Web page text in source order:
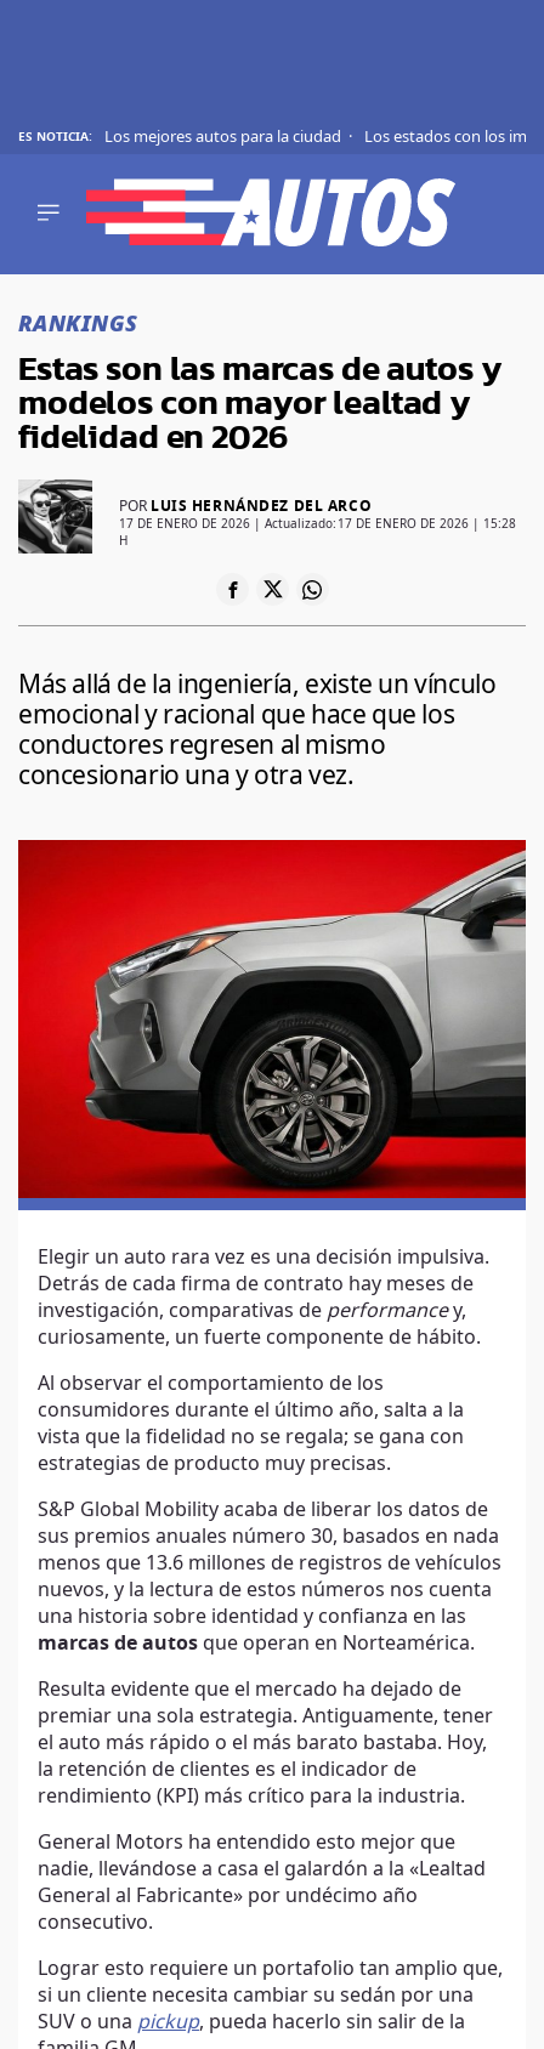
ES NOTICIA: Los mejores autos para la ciudad Los estados con los
SHOWS
CURIOSIDADES
MARCAS
RANKINGS
SÍGUENOS
RANKINGS
Estas son las marcas de autos y
modelos con mayor lealtad y
fidelidad en 2026
POR LUIS HERNÁNDEZ DEL ARCO
17 DE ENERO DE 2026 | Actualizado: 17 DE ENERO DE 2026 | 15:28
H
Más allá de la ingeniería, existe un vínculo
emocional y racional que hace que los
conductores regresen al mismo
concesionario una y otra vez.
Elegir un auto rara vez es una decisión impulsiva.
Detrás de cada firma de contrato hay meses de
investigación, comparativas de performancey,
curiosamente, un fuerte componente de hábito.
Al observar el comportamiento de los
consumidores durante el último año, salta a la
vista que la fidelidad no se regala; se gana con
estrategias de producto muy precisas.
S&P Global Mobility acaba de liberar los datos de
sus premios anuales número 30, basados en nada
menos que 13.6 millones de registros de vehículos
nuevos, y la lectura de estos números nos cuenta
una historia sobre identidad y confianza en las
marcas de autos que operan en Norteamérica.
Resulta evidente que el mercado ha dejado de
premiar una sola estrategia. Antiguamente, tener
el auto más rápido o el más barato bastaba. Hoy,
la retención de clientes es el indicador de
rendimiento (KPI) más crítico para la industria.
General Motors ha entendido esto mejor que
nadie, llevándose a casa el galardón a la «Lealtad
General al Fabricante» por undécimo año
consecutivo.
Lograr esto requiere un portafolio tan amplio que,
si un cliente necesita cambiar su sedán por una
SUV o una pickup, pueda hacerlo sin salir de la